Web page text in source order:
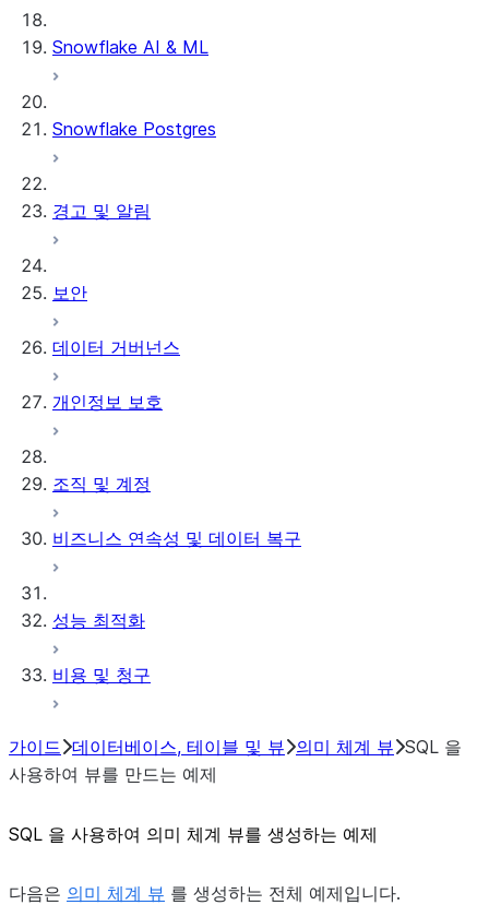
Snowflake AI & ML
Snowflake Postgres
경고 및 알림
보안
데이터 거버넌스
개인정보 보호
조직 및 계정
비즈니스 연속성 및 데이터 복구
성능 최적화
비용 및 청구
가이드 데이터베이스, 테이블 및 뷰 의미 체계 뷰 SQL 을
사용하여 뷰를 만드는 예제
SQL 을 사용하여 의미 체계 뷰를 생성하는 예제
다음은 의미 체계 뷰 를 생성하는 전체 예제입니다.